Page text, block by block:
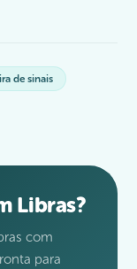
de sinais
Libras?
com
para